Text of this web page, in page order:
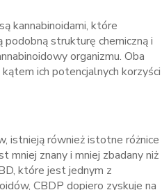
kannabinoidami, które
podobną strukturę chemiczną i
organizmu. Oba
ich potencjalnych korzyści
istnieją również istotne różnice
mniej znany i mniej zbadany niż
które jest jednym z
CBDP dopiero zyskuje na